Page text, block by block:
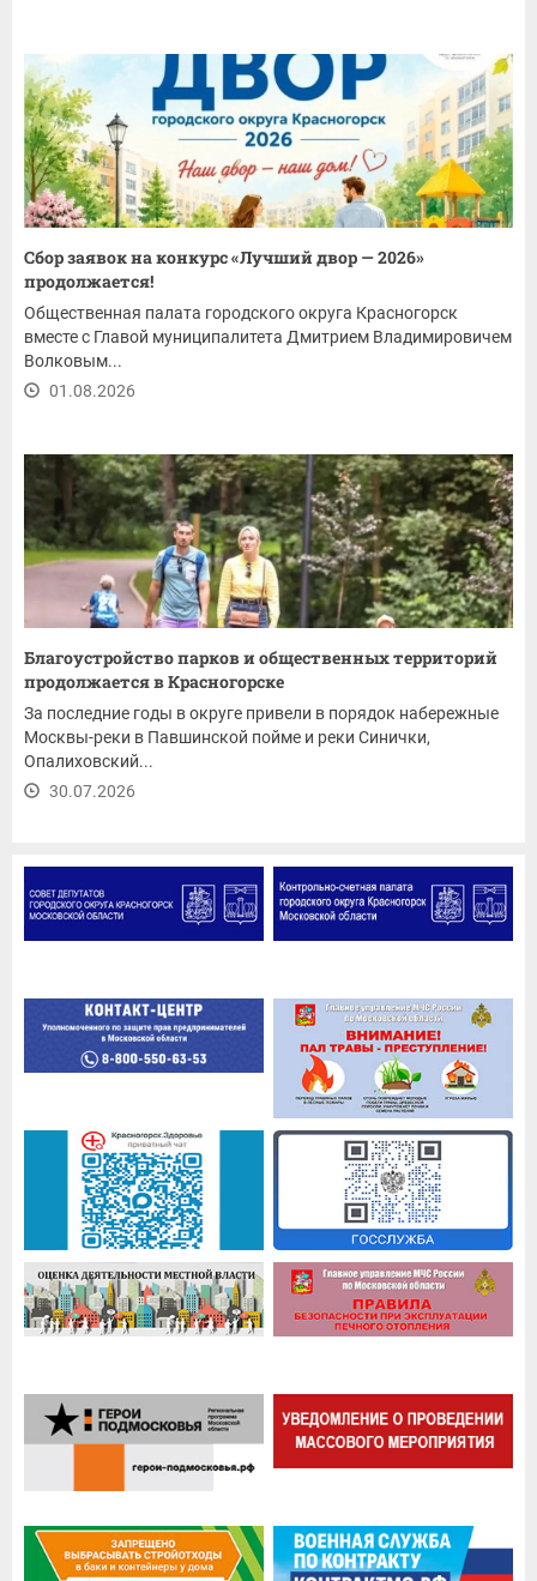
Сбор заявок на конкурс «Лучший двор — 2026»
продолжается!
Общественная палата городского округа Красногорск
вместе с Главой муниципалитета Дмитрием Владимировичем
Волковым...
01.08.2026
Благоустройство парков и общественных территорий
продолжается в Красногорске
За последние годы в округе привели в порядок набережные
Москвы-реки в Павшинской пойме и реки Синички,
Опалиховский...
30.07.2026